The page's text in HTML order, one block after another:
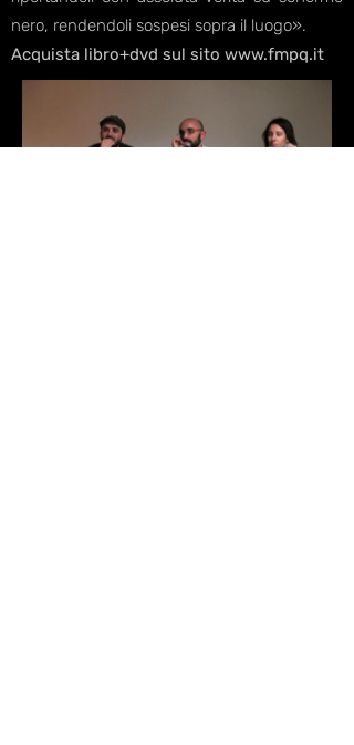
nero, rendendoli sospesi sopra il luogo».
Acquista libro+dvd sul sito www.fmpq.it